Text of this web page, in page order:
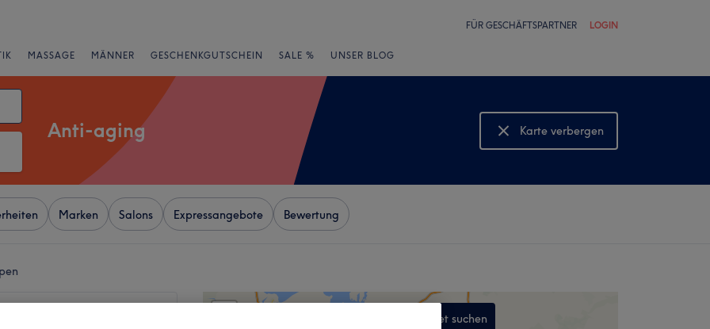
FÜR GESCHÄFTSPARTNER LOGIN
MASSAGE MÄNNER GESCHENKGUTSCHEIN SALE % UNSER BLOG
Anti-aging
Karte verbergen
Karte anzeigen
Marken Salons Expressangebote Bewertung
In diesem Gebiet suchen